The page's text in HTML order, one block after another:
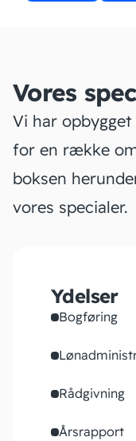
Vores
Vi har
for en række
boksen
vores specialer.
Ydelser
Bogføring
Rådgivning
Årsrapport